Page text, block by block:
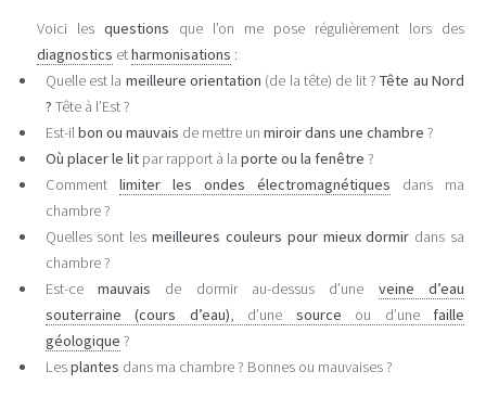
Voici lesquestions que l’on me pose régulièrement lors des
diagnostics etharmonisations :
Quelle est la meilleure orientation (de la tête) de lit ?Tête au Nord
? Tête à l’Est ?
Est-il bon ou mauvais de mettre un miroir dans une chambre ?
Où placer le litpar rapport à la porte ou la fenêtre ?
Comment limiter les ondes électromagnétiques dans ma
chambre ?
Quelles sont lesmeilleures couleurs pour mieux dormir dans sa
chambre ?
Est-ce mauvais de dormir au-dessus d’une veine d’eau
souterraine (cours d’eau) , d’une source ou d’une faille
géologique ?
Lesplantes dans ma chambre ? Bonnes ou mauvaises ?